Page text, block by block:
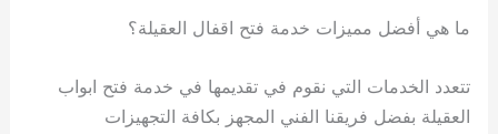
ما هي أفضل مميزات خدمة فتح اقفال العقيلة؟
تتعدد الخدمات التي نقوم في تقديمها في خدمة فتح ابواب
العقيلة بفضل فريقنا الفني المجهز بكافة التجهيزات